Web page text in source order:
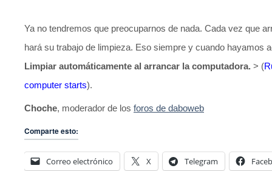
Ya no tendremos que preocuparnos de nada. Cada vez que
hará su trabajo de limpieza. Eso siempre y cuando hayamos
Limpiar automáticamente al arrancar la computadora. > (
computer starts).
Choche, moderador de los foros de daboweb
Comparte esto:
Correo electrónico X Telegram